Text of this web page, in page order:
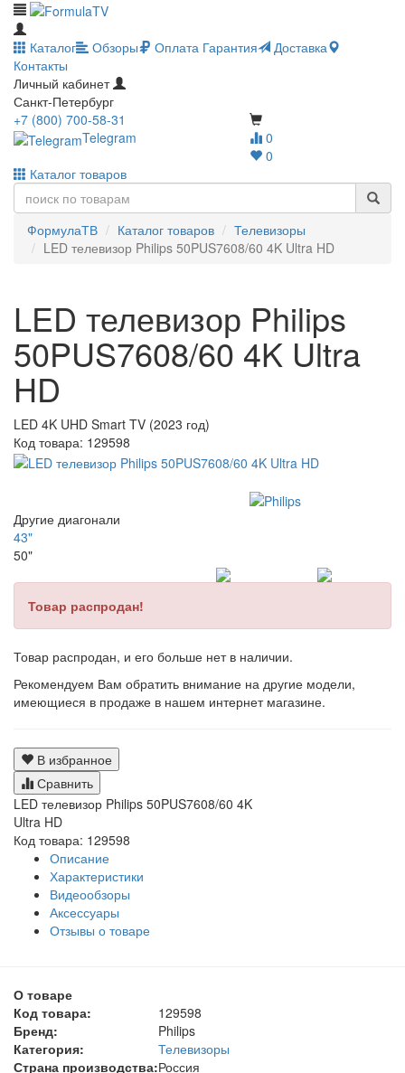
Каталог Обзоры Оплата Гарантия
Доставка
Контакты
Личный кабинет
Санкт-Петербург
0
0
+7 (800) 700-58-31
Telegram
Каталог товаров
ФормулаТВ Каталог товаров
Телевизоры
LED телевизор Philips 50PUS7608/60 4K Ultra HD
LED телевизор Philips
50PUS7608/60 4K Ultra
HD
LED 4K UHD Smart TV (2023 год)
Код товара: 129598
Другие диагонали
43"
50"
Товар распродан!
Товар распродан, и его больше нет в наличии.
Рекомендуем Вам обратить внимание на другие модели,
имеющиеся в продаже в нашем интернет магазине.
В избранное
Сравнить
LED телевизор Philips 50PUS7608/60 4K
Ultra HD
Код товара: 129598
Описание
Характеристики
Видеообзоры
Аксессуары
Отзывы о товаре
О товаре
Код товара:
129598
Бренд:
Philips
Категория:
Телевизоры
Страна производства:Россия